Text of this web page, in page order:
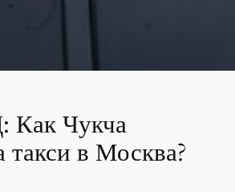
Чукча
такси в Москва?